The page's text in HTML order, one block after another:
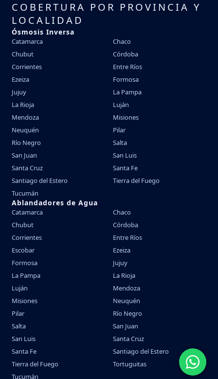
COBERTURA POR PROVINCIA Y
LOCALIDAD
Ósmosis Inversa
Catamarca
Chaco
Chubut
Córdoba
Corrientes
Entre Ríos
Ezeiza
Formosa
Jujuy
La Pampa
La Rioja
Luján
Mendoza
Misiones
Neuquén
Pilar
Río Negro
Salta
San Juan
San Luis
Santa Cruz
Santa Fe
Santiago del Estero
Tierra del Fuego
Tucumán
Ablandadores de Agua
Catamarca
Chaco
Chubut
Córdoba
Corrientes
Entre Ríos
Escobar
Ezeiza
Formosa
Jujuy
La Pampa
La Rioja
Luján
Mendoza
Misiones
Neuquén
Pilar
Río Negro
Salta
San Juan
San Luis
Santa Cruz
Santa Fe
Santiago del Estero
Tierra del Fuego
Tortuguitas
Tucumán